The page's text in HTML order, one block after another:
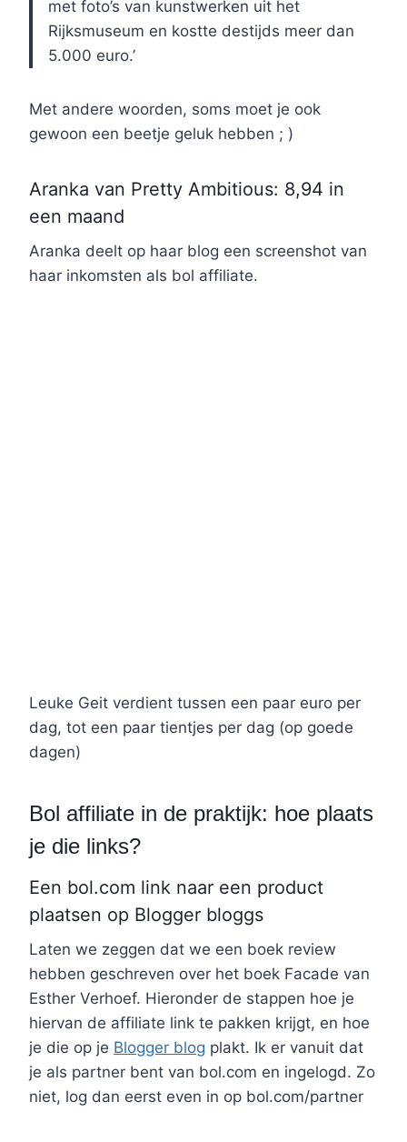
met foto’s van kunstwerken uit het
Rijksmuseum en kostte destijds meer dan
5.000 euro.’
Met andere woorden, soms moet je ook
gewoon een beetje geluk hebben ; )
Aranka van Pretty Ambitious: 8,94 in
een maand
Aranka deelt op haar blog een screenshot van
haar inkomsten als bol affiliate.
Leuke Geit verdient tussen een paar euro per
dag, tot een paar tientjes per dag (op goede
dagen)
Bol affiliate in de praktijk: hoe plaats
je die links?
Een bol.com link naar een product
plaatsen op Blogger bloggs
Laten we zeggen dat we een boek review
hebben geschreven over het boek Facade van
Esther Verhoef. Hieronder de stappen hoe je
hiervan de affiliate link te pakken krijgt, en hoe
je die op je Blogger blog plakt. Ik er vanuit dat
je als partner bent van bol.com en ingelogd. Zo
niet, log dan eerst even in op bol.com/partner